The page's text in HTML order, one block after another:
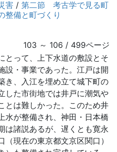
害 / 第二節 考古学で見る町
備と町づくり
103 ～ 106 / 499ページ
って、上下水道の敷設とそ
設・事業であった。江戸は開
き、入江を埋め立て城下町の
した市街地では井戸に潮気や
とは難しかった。このため井
水が整備され、神田・日本橋
は諸説あるが、遅くとも寛永
現在の東京都文京区関口）